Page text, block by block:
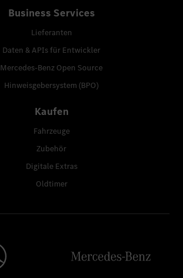
Business Services
Lieferanten
Daten & APIs für Entwickler
Mercedes-Benz Open Source
Hinweisgebersystem (BPO)
Kaufen
Fahrzeuge
Zubehör
Digitale Extras
Oldtimer